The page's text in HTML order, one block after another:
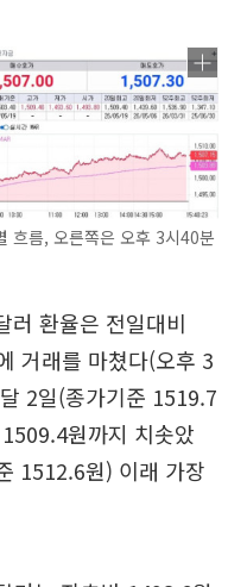
흐름, 오른쪽은 오후 3시40분
러 환율은 전일대비
거래를 마쳤다(오후 3
2일(종가기준 1519.7
원까지 치솟았
1512.6원) 이래 가장